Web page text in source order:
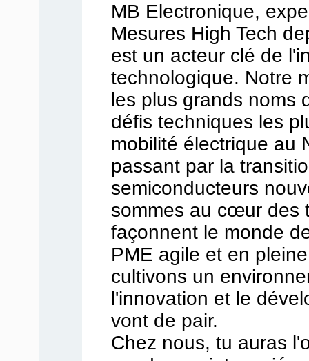
MB Electronique,
Mesures High Tech
est un acteur clé de
technologique. Notre
les plus grands noms
défis techniques les
mobilité électrique au
passant par la
semiconducteurs
sommes au cœur des
façonnent le monde
PME agile et en
cultivons un
l'innovation et le
vont de pair.
Chez nous, tu auras